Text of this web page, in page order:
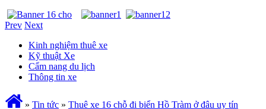
Prev Next
Kinh nghiệm thuê xe
Kỹ thuật Xe
Cẩm nang du lịch
Thông tin xe
» Tin tức » Thuê xe 16 chỗ đi biển Hồ Tràm ở đâu uy tín